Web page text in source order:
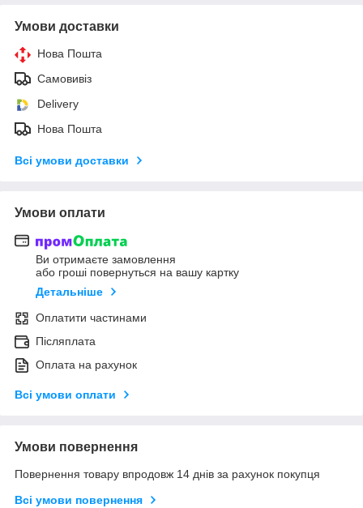
Умови доставки
Нова Пошта
Самовивіз
Delivery
Нова Пошта
Всі умови доставки
Умови оплати
Ви отримаєте замовлення
або гроші повернуться на вашу картку
Детальніше
Оплатити частинами
Післяплата
Оплата на рахунок
Всі умови оплати
Умови повернення
Повернення товару впродовж 14 днів за рахунок покупця
Всі умови повернення